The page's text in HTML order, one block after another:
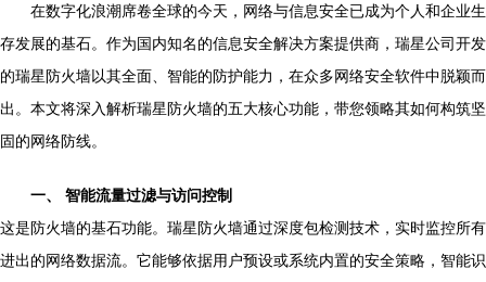
在数字化浪潮席卷全球的今天，网络与信息安全已成为个人和企业生
存发展的基石。作为国内知名的信息安全解决方案提供商，瑞星公司开发
的瑞星防火墙以其全面、智能的防护能力，在众多网络安全软件中脱颖而
出。本文将深入解析瑞星防火墙的五大核心功能，带您领略其如何构筑坚
固的网络防线。
一、 智能流量过滤与访问控制
这是防火墙的基石功能。瑞星防火墙通过深度包检测技术，实时监控所有
进出的网络数据流。它能够依据用户预设或系统内置的安全策略，智能识